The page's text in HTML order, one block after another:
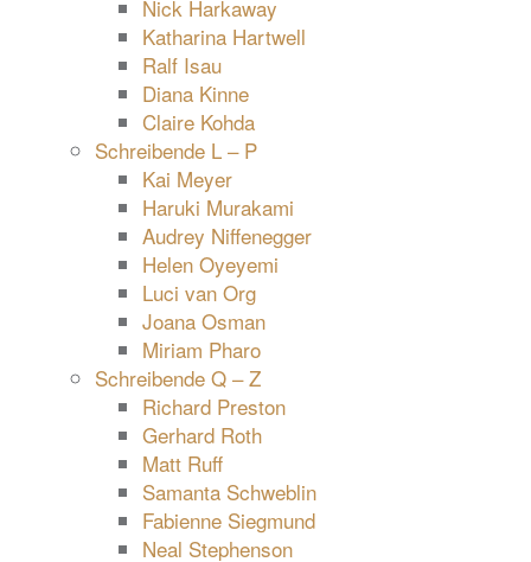
Nick Harkaway
Katharina Hartwell
Ralf Isau
Diana Kinne
Claire Kohda
Schreibende L – P
Kai Meyer
Haruki Murakami
Audrey Niffenegger
Helen Oyeyemi
Luci van Org
Joana Osman
Miriam Pharo
Schreibende Q – Z
Richard Preston
Gerhard Roth
Matt Ruff
Samanta Schweblin
Fabienne Siegmund
Neal Stephenson